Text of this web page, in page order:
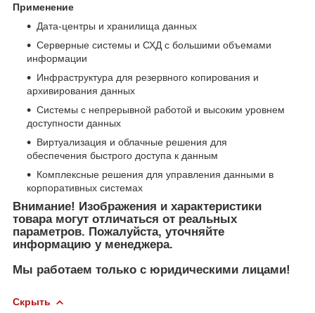
Применение
Дата-центры и хранилища данных
Серверные системы и СХД с большими объемами
информации
Инфраструктура для резервного копирования и
архивирования данных
Системы с непрерывной работой и высоким уровнем
доступности данных
Виртуализация и облачные решения для
обеспечения быстрого доступа к данным
Комплексные решения для управления данными в
корпоративных системах
Внимание! Изображения и характеристики
товара могут отличаться от реальных
параметров. Пожалуйста, уточняйте
информацию у менеджера.
Мы работаем только с юридическими лицами!
Скрыть